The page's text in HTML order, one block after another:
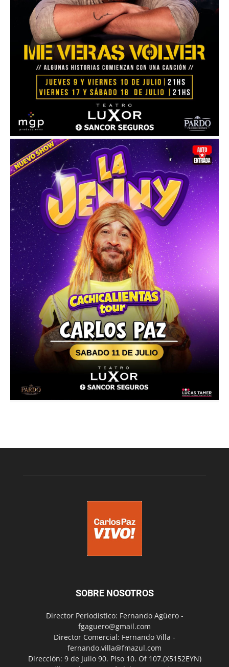
SOBRE NOSOTROS
Director Periodístico: Fernando Agüero -
fgaguero@gmail.com
Director Comercial: Fernando Villa -
fernando.villa@fmazul.com
Dirección: 9 de Julio 90. Piso 10. Of 107.(X5152EYN)